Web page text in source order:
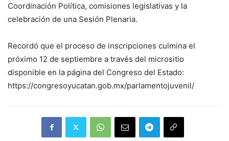
Coordinación Política, comisiones legislativas y la
celebración de una Sesión Plenaria.
Recordó que el proceso de inscripciones culmina el
próximo 12 de septiembre a través del micrositio
disponible en la página del Congreso del Estado:
https://congresoyucatan.gob.mx/parlamentojuvenil/